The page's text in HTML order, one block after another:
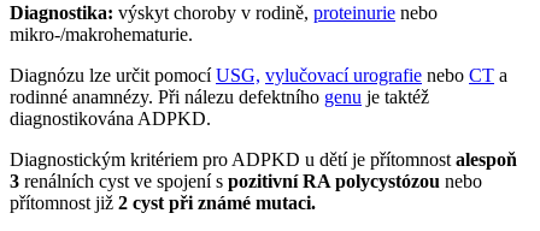
Diagnostika: výskyt choroby v rodině, proteinurie nebo
mikro-/makrohematurie.
Diagnózu lze určit pomocíUSG, vylučovací urografie nebo CT a
rodinné anamnézy. Při nálezu defektního genu je taktéž
diagnostikována ADPKD.
Diagnostickým kritériem pro ADPKD u dětí je přítomnost alespoň
3 renálních cyst ve spojení s pozitivní RA polycystózou nebo
přítomnost již 2 cyst při známé mutaci.